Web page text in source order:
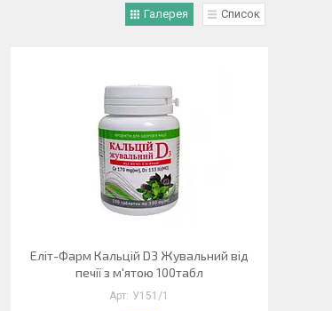
Галерея Список
Еліт-Фарм Кальцій D3 Жувальний від
печії з м'ятою 100табл
У151/1